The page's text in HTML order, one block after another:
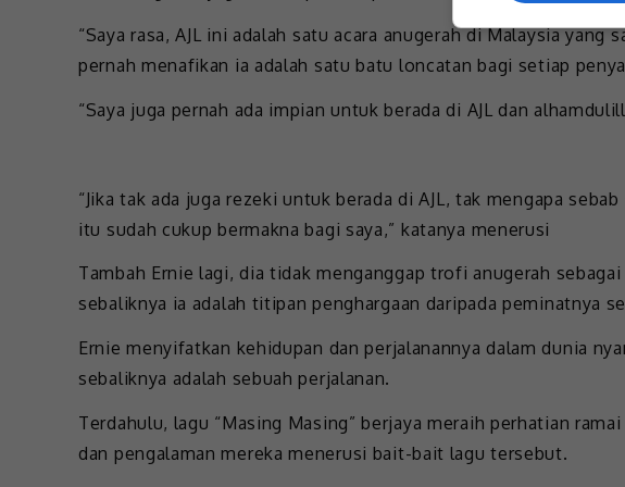
“Saya rasa, AJL ini adalah satu acara anugerah di Malaysia
pernah menafikan ia adalah satu batu loncatan bagi setiap
“Saya juga pernah ada impian untuk berada di AJL dan
“Jika tak ada juga rezeki untuk berada di AJL, tak mengapa
itu sudah cukup bermakna bagi saya,” katanya menerusi
Tambah Ernie lagi, dia tidak menganggap trofi anugerah
sebaliknya ia adalah titipan penghargaan daripada peminatnya
Ernie menyifatkan kehidupan dan perjalanannya dalam dunia
sebaliknya adalah sebuah perjalanan.
Terdahulu, lagu “Masing Masing” berjaya meraih perhatian
dan pengalaman mereka menerusi bait-bait lagu tersebut.